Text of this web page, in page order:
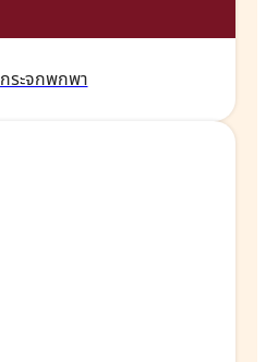
กระจกพกพา